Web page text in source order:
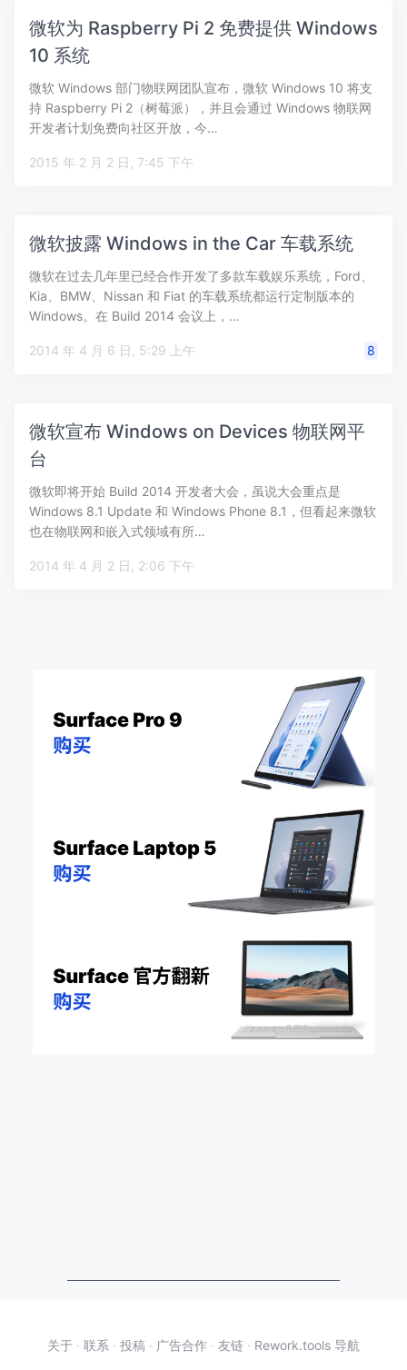
微软为 Raspberry Pi 2 免费提供 Windows
10 系统
微软 Windows 部门物联网团队宣布，微软 Windows 10 将支
持 Raspberry Pi 2（树莓派），并且会通过 Windows 物联网
开发者计划免费向社区开放，今…
2015 年 2 月 2 日, 7:45 下午
微软披露 Windows in the Car 车载系统
微软在过去几年里已经合作开发了多款车载娱乐系统，Ford、
Kia、BMW、Nissan 和 Fiat 的车载系统都运行定制版本的
Windows。在 Build 2014 会议上，…
2014 年 4 月 6 日, 5:29 上午 8
微软宣布 Windows on Devices 物联网平
台
微软即将开始 Build 2014 开发者大会，虽说大会重点是
Windows 8.1 Update 和 Windows Phone 8.1，但看起来微软
也在物联网和嵌入式领域有所…
2014 年 4 月 2 日, 2:06 下午
关于 · 联系 · 投稿 · 广告合作 · 友链 · Rework.tools 导航